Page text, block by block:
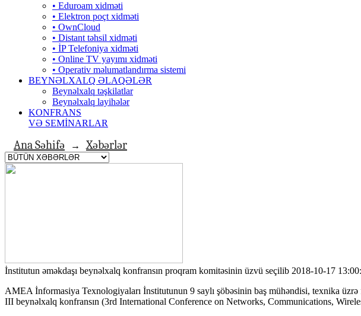
• Eduroam xidməti
• Elektron poçt xidməti
• OwnCloud
• Distant təhsil xidməti
• İP Telefoniya xidməti
• Оnline TV yayımı xidməti
• Operativ məlumatlandırma sistemi
BEYNƏLXALQ ƏLAQƏLƏR
Beynəlxalq təşkilatlar
Beynəlxalq layihələr
KONFRANS
VƏ SEMİNARLAR
Ana Səhifə → Xəbərlər
İnstitutun əməkdaşı beynəlxalq konfransın proqram komitəsinin üzvü seçilib 2018-10-17
AMEA İnformasiya Texnologiyaları İnstitutunun 9 saylı şöbəsinin baş mühəndisi, texnika
III beynəlxalq konfransın (3rd International Conference on Networks, Communications,